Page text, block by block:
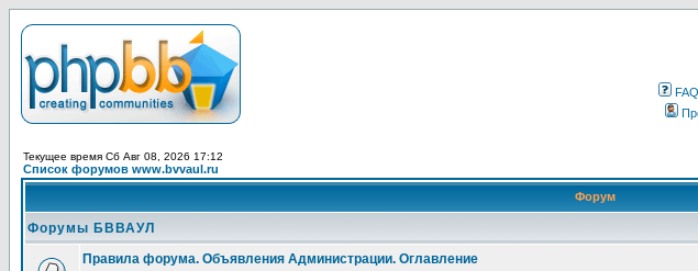
FAQ
Текущее время Сб Авг 08, 2026 17:12
Список форумов www.bvvaul.ru
Форум
Форумы БВВАУЛ
Правила форума. Объявления Администрации. Оглавление